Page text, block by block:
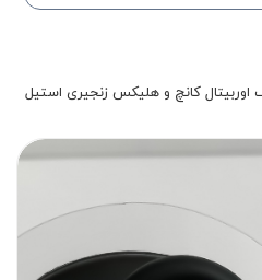
اوربیتال کانچ و هلیکس زنجیری استیل